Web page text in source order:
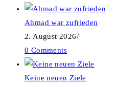
Ahmad war zufrieden
2. August 2026/
0 Comments
Keine neuen Ziele